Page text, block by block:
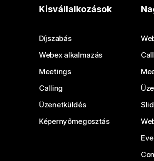
Kisvállalkozások
Díjszabás
Webex alkalmazás
Meetings
Calling
Üzenetküldés
Képernyőmegosztás